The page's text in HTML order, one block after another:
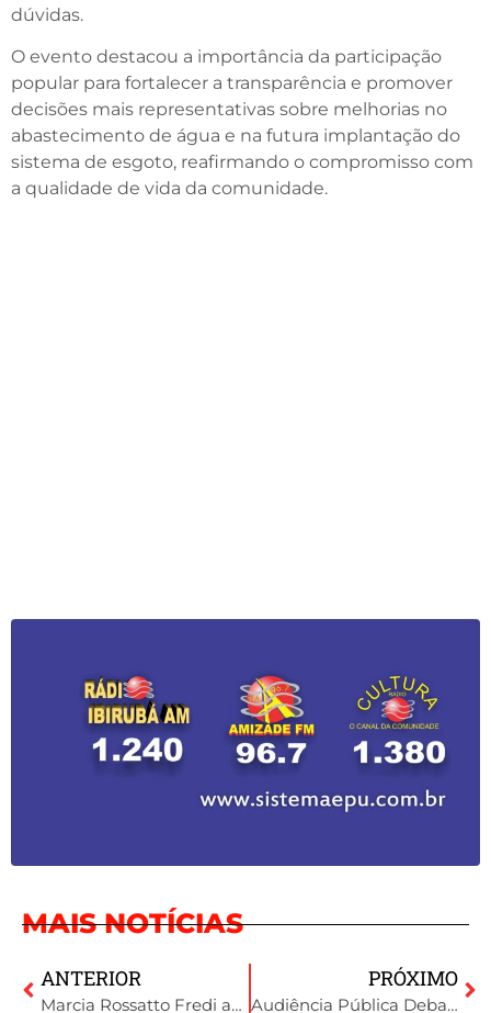
dúvidas.
O evento destacou a importância da participação
popular para fortalecer a transparência e promover
decisões mais representativas sobre melhorias no
abastecimento de água e na futura implantação do
sistema de esgoto, reafirmando o compromisso com
a qualidade de vida da comunidade.
MAIS NOTÍCIAS
ANTERIOR
Marcia Rossatto Fredi assume cargo junto ao COMAJA
PRÓXIMO
Audiência Pública Debate Saneamento em Ibirubá